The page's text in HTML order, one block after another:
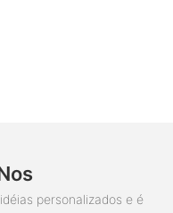
personalizados e é